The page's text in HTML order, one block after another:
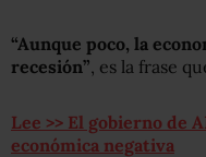
“Aunque poco, la
recesión” , es la frase
Lee >> El gobierno de
económica negativa